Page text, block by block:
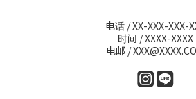
电话 / XX-XXX-XXX-
时间 / XXXX-XXXX
电邮 /